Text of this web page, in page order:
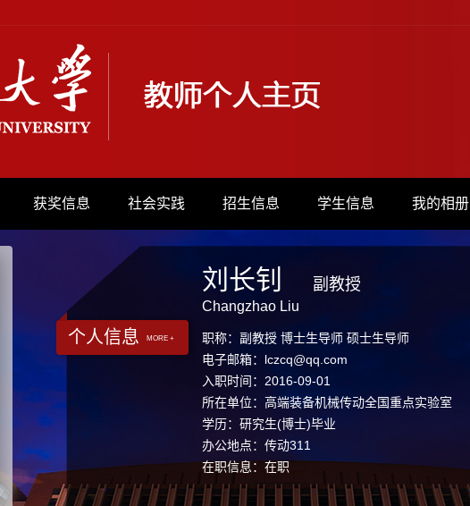
获奖信息 社会实践 招生信息 学生信息 我的相册
个人信息 MORE +
刘长钊
Changzhao Liu
副教授
职称：副教授 博士生导师 硕士生导师
电子邮箱： lczcq@qq.com
入职时间：2016-09-01
所在单位：高端装备机械传动全国重点实验室
学历：研究生(博士)毕业
办公地点：传动311
在职信息：在职